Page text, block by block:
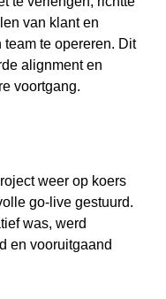
van klant en
te opereren. Dit
alignment en
voortgang.
weer op koers
go-live gestuurd.
was, werd
en vooruitgaand